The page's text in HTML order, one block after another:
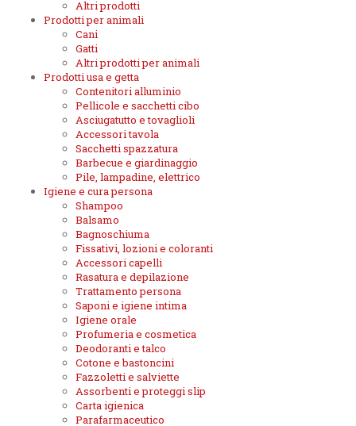
Altri prodotti
Prodotti per animali
Cani
Gatti
Altri prodotti per animali
Prodotti usa e getta
Contenitori alluminio
Pellicole e sacchetti cibo
Asciugatutto e tovaglioli
Accessori tavola
Sacchetti spazzatura
Barbecue e giardinaggio
Pile, lampadine, elettrico
Igiene e cura persona
Shampoo
Balsamo
Bagnoschiuma
Fissativi, lozioni e coloranti
Accessori capelli
Rasatura e depilazione
Trattamento persona
Saponi e igiene intima
Igiene orale
Profumeria e cosmetica
Deodoranti e talco
Cotone e bastoncini
Fazzoletti e salviette
Assorbenti e proteggi slip
Carta igienica
Parafarmaceutico